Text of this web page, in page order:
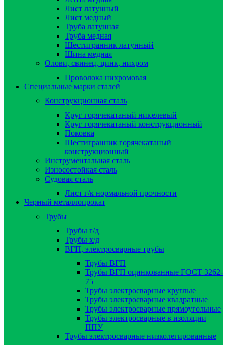
Лист латунный
Лист медный
Труба латунная
Труба медная
Шестигранник латунный
Шина медная
Олови, свинец, цинк, нихром
Проволока нихромовая
Специальные марки сталей
Конструкционная сталь
Круг горячекатаный никелевый
Круг горячекатаный конструкционный
Поковка
Шестигранник горячекатаный
конструкционный
Инструментальная сталь
Износостойкая сталь
Судовая сталь
Лист г/к нормальной прочности
Черный металлопрокат
Трубы
Трубы г/д
Трубы х/д
ВГП, электросварные трубы
Трубы ВГП
Трубы ВГП оцинкованные ГОСТ 3262-
75
Трубы электросварные круглые
Трубы электросварные квадратные
Трубы электросварные прямоугольные
Трубы электросварные в изоляции
ППУ
Трубы электросварные низколегированные